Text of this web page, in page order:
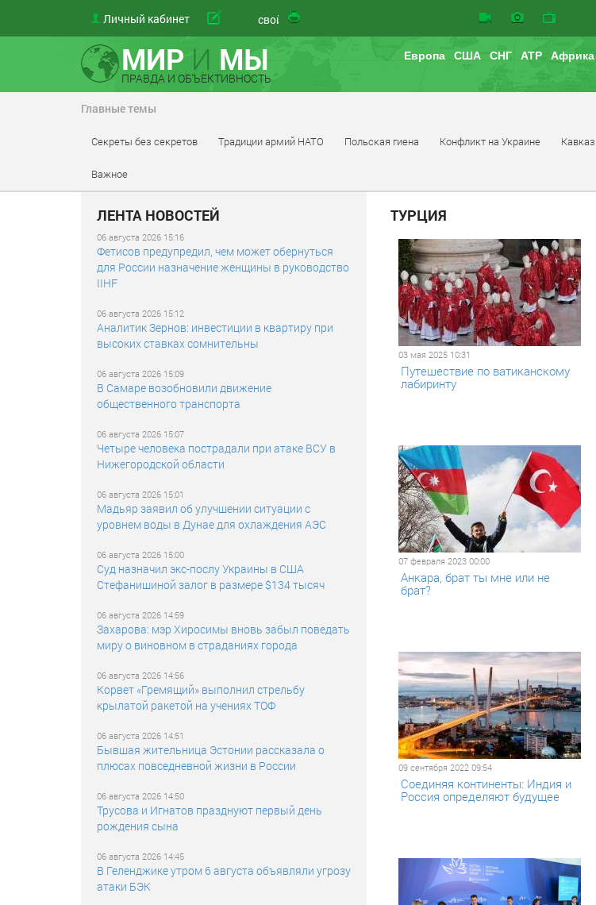
Личный кабинет материал
МИР И МЫ
ПРАВДА И ОБЪЕКТИВНОСТЬ
Европа США СНГ АТР Африка
Главные темы
Секреты без секретов Традиции армий НАТО Польская гиена Конфликт на Украине Кавказ
Важное
ЛЕНТА НОВОСТЕЙ
06 августа 2026 15:16
Фетисов предупредил, чем может обернуться
для России назначение женщины в руководство
IIHF
06 августа 2026 15:12
Аналитик Зернов: инвестиции в квартиру при
высоких ставках сомнительны
06 августа 2026 15:09
В Самаре возобновили движение
общественного транспорта
06 августа 2026 15:07
Четыре человека пострадали при атаке ВСУ в
Нижегородской области
06 августа 2026 15:01
Мадьяр заявил об улучшении ситуации с
уровнем воды в Дунае для охлаждения АЭС
06 августа 2026 15:00
Суд назначил экс-послу Украины в США
Стефанишиной залог в размере $134 тысяч
06 августа 2026 14:59
Захарова: мэр Хиросимы вновь забыл поведать
миру о виновном в страданиях города
06 августа 2026 14:56
Корвет «Гремящий» выполнил стрельбу
крылатой ракетой на учениях ТОФ
06 августа 2026 14:51
Бывшая жительница Эстонии рассказала о
плюсах повседневной жизни в России
06 августа 2026 14:50
Трусова и Игнатов празднуют первый день
рождения сына
06 августа 2026 14:45
В Геленджике утром 6 августа объявляли угрозу
атаки БЭК
ТУРЦИЯ
03 мая 2025 10:31
Путешествие по ватиканскому
лабиринту
07 февраля 2023 00:00
​Анкара, брат ты мне или не
брат?
09 сентября 2022 09:54
Соединяя континенты: Индия и
Россия определяют будущее